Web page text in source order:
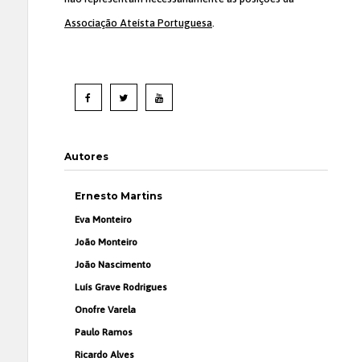
Associação Ateísta Portuguesa.
Autores
Ernesto Martins
Eva Monteiro
João Monteiro
João Nascimento
Luís Grave Rodrigues
Onofre Varela
Paulo Ramos
Ricardo Alves